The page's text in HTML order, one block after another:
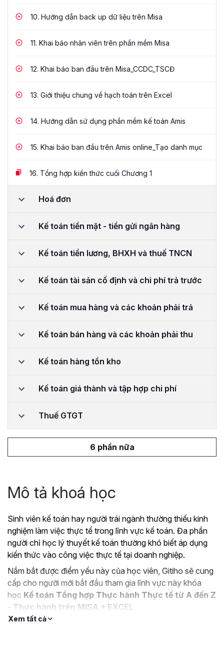
10. Hướng dẫn back up dữ liệu trên Misa
11. Khai báo nhân viên trên phần mềm Misa
12. Khai báo ban đầu trên Misa_CCDC_TSCĐ
13. Giới thiệu chung về hạch toán trên Excel
14. Hướng dẫn sử dụng phần mềm kế toán Amis
15. Khai báo ban đầu trên Amis online_Tạo danh mục
16. Tổng hợp kiến thức cuối Chương 1
Hoá đơn
Kế toán tiền mặt - tiền gửi ngân hàng
Kế toán tiền lương, BHXH và thuế TNCN
Kế toán tài sản cố định và chi phí trả trước
Kế toán mua hàng và các khoản phải trả
Kế toán bán hàng và các khoản phải thu
Kế toán hàng tồn kho
Kế toán giá thành và tập hợp chi phí
Thuế GTGT
6 phần nữa
Mô tả khoá học
Sinh viên kế toán hay người trái ngành thường thiếu kinh
nghiệm làm việc thực tế trong lĩnh vực kế toán. Đa phần
người chỉ học lý thuyết kế toán thường khó biết áp dụng
kiến thức vào công việc thực tế tại doanh nghiệp.
Nắm bắt được điểm yếu này của học viên, Gitiho sẽ cung
cấp cho người mới bắt đầu tham gia lĩnh vực này khóa
học Kế toán Tổng hợp Thực hành Thực tế từ A đến Z
- Thực hành trên MISA + EXCEL
Mục tiêu khi tham gia khóa
Xem tất cả